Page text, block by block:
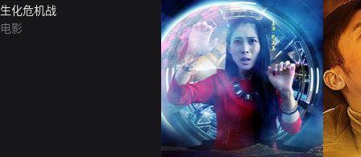
生化危机战
电影